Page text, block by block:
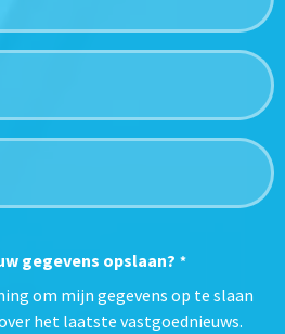
gegevens opslaan? *
om mijn gegevens op te slaan
het laatste vastgoednieuws.